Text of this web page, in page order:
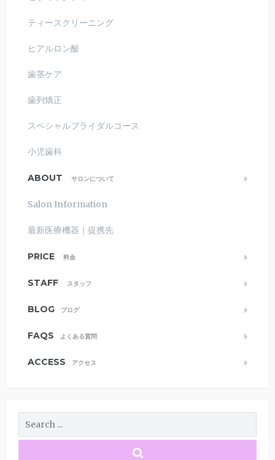
ティースクリーニング
ヒアルロン酸
歯茎ケア
歯列矯正
スペシャルブライダルコース
小児歯科
ABOUT サロンについて
Salon Information
最新医療機器｜提携先
PRICE 料金
STAFF スタッフ
BLOG ブログ
FAQS よくある質問
ACCESS アクセス